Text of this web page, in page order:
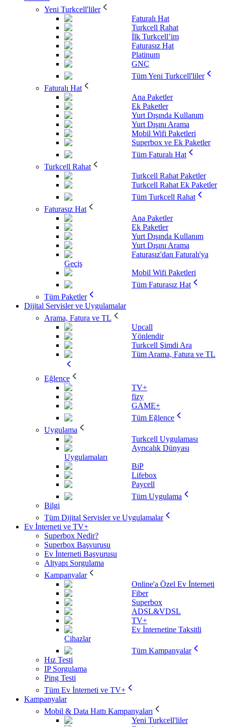
Yeni Turkcell'liler
Faturalı Hat
Turkcell Rahat
İlk Turkcell’im
Faturasız Hat
Platinum
GNÇ
Tüm Yeni Turkcell'liler
Faturalı Hat
Ana Paketler
Ek Paketler
Yurt Dışında Kullanım
Yurt Dışını Arama
Mobil Wifi Paketleri
Superbox ve Ek Paketler
Tüm Faturalı Hat
Turkcell Rahat
Turkcell Rahat Paketler
Turkcell Rahat Ek Paketler
Tüm Turkcell Rahat
Faturasız Hat
Ana Paketler
Ek Paketler
Yurt Dışında Kullanım
Yurt Dışını Arama
Faturasız'dan Faturalı'ya
Geçiş
Mobil Wifi Paketleri
Tüm Faturasız Hat
Tüm Paketler
Dijital Servisler ve Uygulamalar
Arama, Fatura ve TL
Upcall
Yönlendir
Turkcell Şimdi Ara
Tüm Arama, Fatura ve TL
Eğlence
TV+
fizy
GAME+
Tüm Eğlence
Uygulama
Turkcell Uygulaması
Ayrıcalık Dünyası
Uygulamaları
BiP
Lifebox
Paycell
Tüm Uygulama
Bilgi
Tüm Dijital Servisler ve Uygulamalar
Ev İnterneti ve TV+
Superbox Nedir?
Superbox Başvurusu
Ev İnterneti Başvurusu
Altyapı Sorgulama
Kampanyalar
Online'a Özel Ev İnterneti
Fiber
Superbox
ADSL&VDSL
TV+
Ev İnternetine Taksitli
Cihazlar
Tüm Kampanyalar
Hız Testi
IP Sorgulama
Ping Testi
Tüm Ev İnterneti ve TV+
Kampanyalar
Mobil & Data Hattı Kampanyaları
Yeni Turkcell'liler